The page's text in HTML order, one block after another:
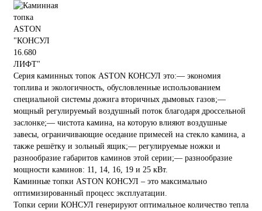
Серия каминных топок ASTON КОНСУЛ это:— экономия
топлива и экологичность, обусловленные использованием
специальной системы дожига вторичных дымовых газов;—
мощный регулируемый воздушный поток благодаря дроссельной
заслонке;— чистота камина, на которую влияют воздушные
завесы, ограничивающие оседание примесей на стекло камина, а
также решётку и зольный ящик;— регулируемые ножки и
разнообразие габаритов каминов этой серии;— разнообразие
мощности каминов: 11, 14, 16, 19 и 25 кВт.
Каминные топки ASTON КОНСУЛ – это максимально
оптимизированный процесс эксплуатации.
Топки серии КОНСУЛ генерируют оптимальное количество тепла